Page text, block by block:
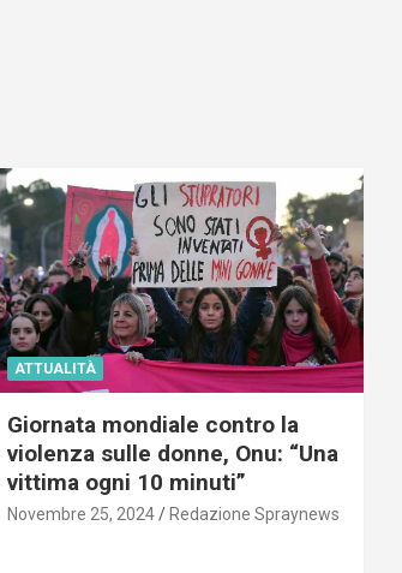
ATTUALITÀ
Giornata mondiale contro la
violenza sulle donne, Onu: “Una
vittima ogni 10 minuti”
Novembre 25, 2024 Redazione Spraynews